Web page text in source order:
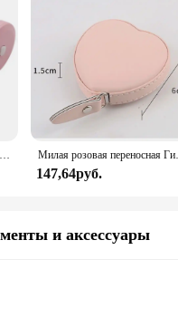
Гибкая лента длиной 1,5 м, мягкая измерительная см-дюйм, двойная шкала тела, инструмент для шитья и рукоделия Милая розовая
147,64руб.
и аксессуары